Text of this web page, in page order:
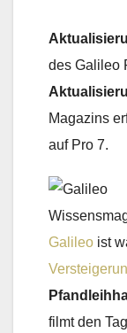
des Galileo
Magazins
auf Pro 7.
Galileo ist
filmt den